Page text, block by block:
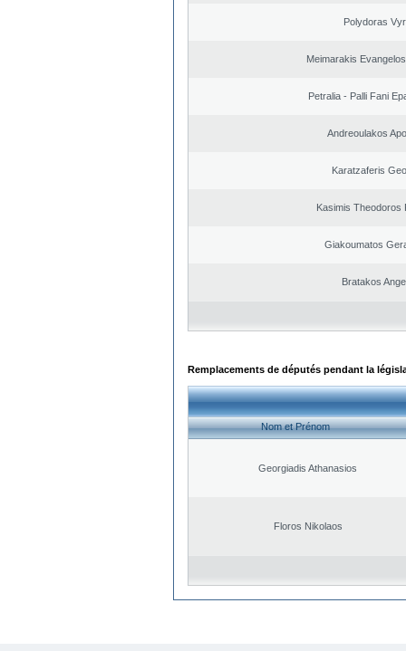
Polydoras
Meimarakis
Petralia - Palli Fani
Andreoulakos
Karatzaferis
Kasimis Theodoros
Giakoumatos
Bratakos
Remplacements de députés pendant la
Nom et Prénom
Georgiadis Athanasios
Floros Nikolaos